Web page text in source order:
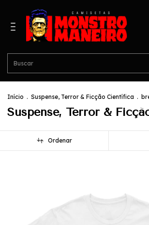
Início . Suspense, Terror & Ficção Científica .
Suspense, Terror &
Ordenar